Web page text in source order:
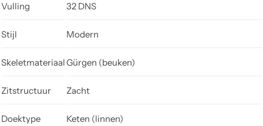
Vulling 32 DNS
Stijl Modern
SkeletmateriaalGürgen (beuken)
Zitstructuur Zacht
Doektype Keten (linnen)